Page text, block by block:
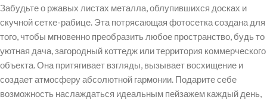
Забудьте о ржавых листах металла, облупившихся досках и
скучной сетке-рабице. Эта потрясающая фотосетка создана для
того, чтобы мгновенно преобразить любое пространство, будь то
уютная дача, загородный коттедж или территория коммерческого
объекта. Она притягивает взгляды, вызывает восхищение и
создает атмосферу абсолютной гармонии. Подарите себе
возможность наслаждаться идеальным пейзажем каждый день,